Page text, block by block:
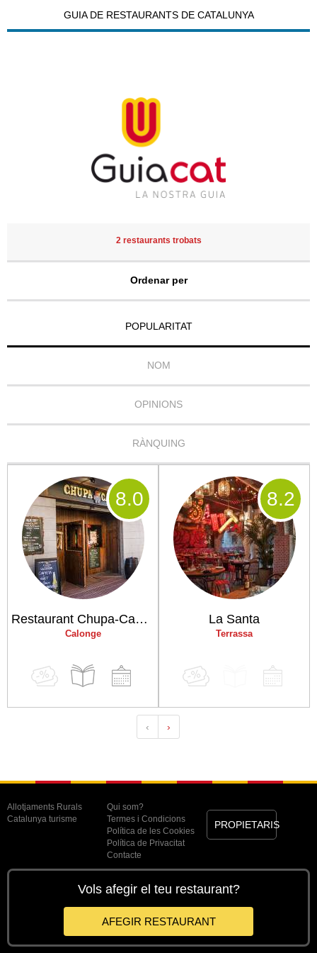
GUIA DE RESTAURANTS DE CATALUNYA
2 restaurants trobats
Ordenar per
POPULARITAT
NOM
OPINIONS
RÀNQUING
Restaurant Chupa-Cabras
Calonge
8.0
La Santa
Terrassa
8.2
‹ ›
Allotjaments Rurals
Catalunya turisme
Qui som?
Termes i Condicions
Política de les Cookies
Política de Privacitat
Contacte
PROPIETARIS
Vols afegir el teu restaurant?
AFEGIR RESTAURANT